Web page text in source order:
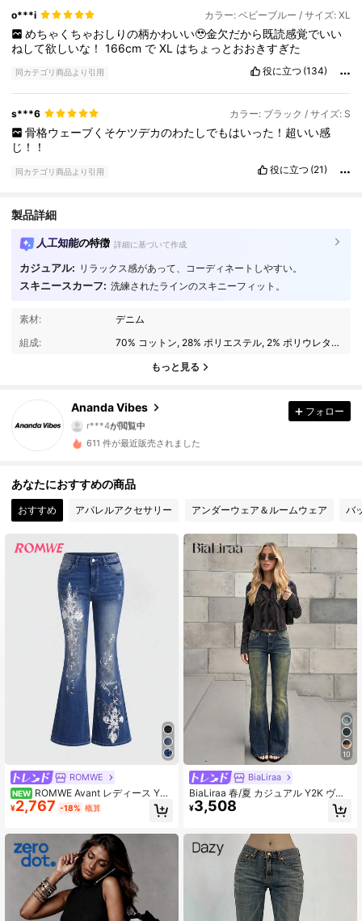
o***i カラー: ベビーブルー / サイズ: XL
めちゃくちゃおしりの柄かわいい🥹金欠だから既読感覚でいい
ねして欲しいな！166cm でXL はちょっとおおきすぎた
同カテゴリ商品より引用 役に立つ (134)
s***6 カラー: ブラック / サイズ: S
骨格ウェーブくそケツデカのわたしでもはいった！超いい感
じ！！
同カテゴリ商品より引用 役に立つ (21)
製品詳細
人工知能の特徴 詳細に基づいて作成
カジュアル: リラックス感があって、コーディネートしやすい。
スキニースカーフ: 洗練されたラインのスキニーフィット。
素材:
デニム
組成:
70% コットン, 28% ポリエステル, 2% ポリウレタン
もっと見る
Ananda Vibes
1.1K フォロワー
r***4が閲覧中
4.79
1.1K フォロワー
1.1K フォロワー
4.79 1.1K フォロワー
4.79 1.1K フォロワー
4.79 1.1K フォロワー
4.79 1.1K フォロワー
フォロー
611 件が最近販売されました
あなたにおすすめの商品
おすすめ アパレルアクセサリー アンダーウェア＆ルームウェア バ
ROMWE
NEW ROMWE Avant レディース Y2K
ヴィンテージ 棘クロス＆蔓柄 プリン
ト フィット ウルトラローウエスト
¥2,767 -18% 概算
10
BiaLiraa
BiaLiraa 春/夏 カジュアル Y2K ヴィ
ンテージ クロップ フレア ローウエ
スト ジーンズ レディース クロス刺
¥3,508